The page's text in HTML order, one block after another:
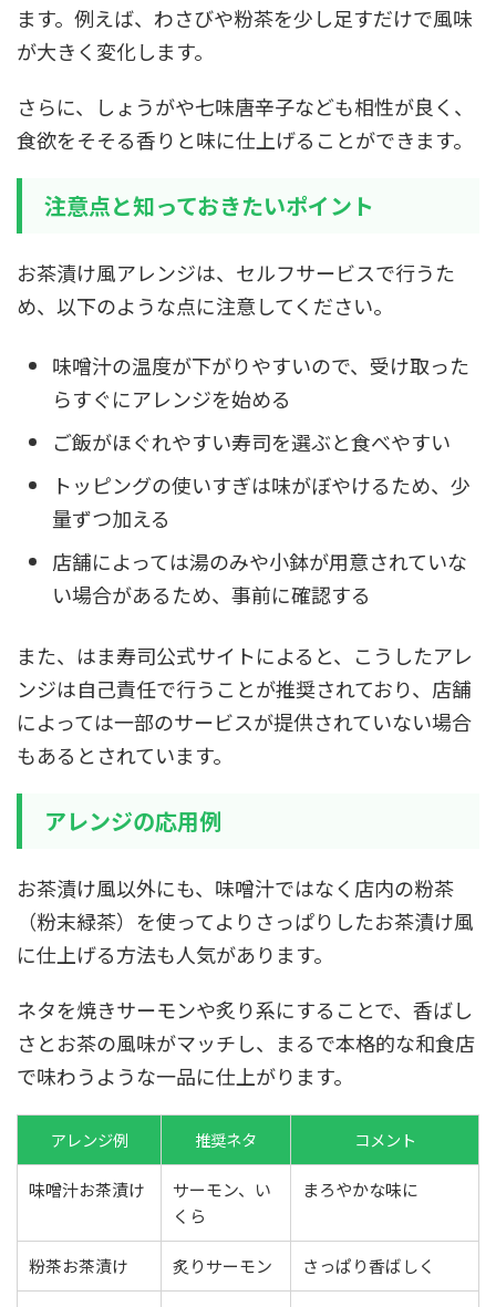
ます。例えば、わさびや粉茶を少し足すだけで風味
が大きく変化します。
さらに、しょうがや七味唐辛子なども相性が良く、
食欲をそそる香りと味に仕上げることができます。
注意点と知っておきたいポイント
お茶漬け風アレンジは、セルフサービスで行うた
め、以下のような点に注意してください。
味噌汁の温度が下がりやすいので、受け取った
らすぐにアレンジを始める
ご飯がほぐれやすい寿司を選ぶと食べやすい
トッピングの使いすぎは味がぼやけるため、少
量ずつ加える
店舗によっては湯のみや小鉢が用意されていな
い場合があるため、事前に確認する
また、はま寿司公式サイトによると、こうしたアレ
ンジは自己責任で行うことが推奨されており、店舗
によっては一部のサービスが提供されていない場合
もあるとされています。
アレンジの応用例
お茶漬け風以外にも、味噌汁ではなく店内の粉茶
（粉末緑茶）を使ってよりさっぱりしたお茶漬け風
に仕上げる方法も人気があります。
ネタを焼きサーモンや炙り系にすることで、香ばし
さとお茶の風味がマッチし、まるで本格的な和食店
で味わうような一品に仕上がります。
アレンジ例 推奨ネタ コメント
味噌汁お茶漬け
サーモン、い
くら
まろやかな味に
粉茶お茶漬け 炙りサーモン さっぱり香ばしく